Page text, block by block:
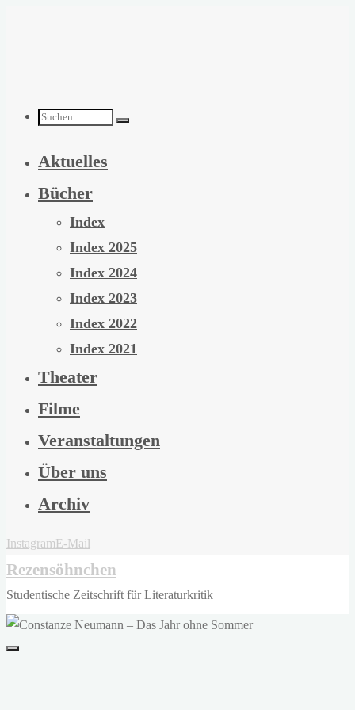
Suchen
nach:
Aktuelles
Bücher
Index
Index 2025
Index 2024
Index 2023
Index 2022
Index 2021
Theater
Filme
Veranstaltungen
Über uns
Archiv
InstagramE-Mail
Rezensöhnchen
Studentische Zeitschrift für Literaturkritik